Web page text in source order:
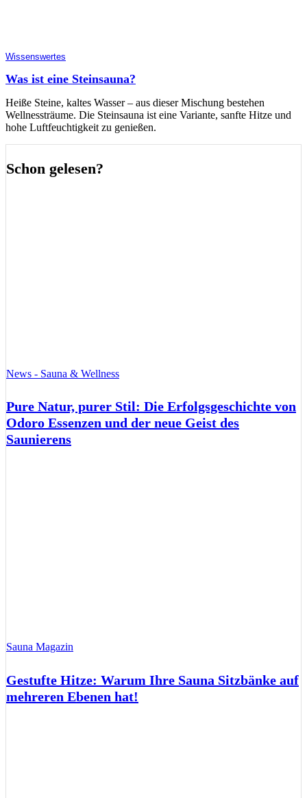
Wissenswertes
Was ist eine Steinsauna?
Heiße Steine, kaltes Wasser – aus dieser Mischung bestehen
Wellnessträume. Die Steinsauna ist eine Variante, sanfte Hitze und
hohe Luftfeuchtigkeit zu genießen.
Schon gelesen?
News - Sauna & Wellness
Pure Natur, purer Stil: Die Erfolgsgeschichte von
Odoro Essenzen und der neue Geist des
Saunierens
Sauna Magazin
Gestufte Hitze: Warum Ihre Sauna Sitzbänke auf
mehreren Ebenen hat!